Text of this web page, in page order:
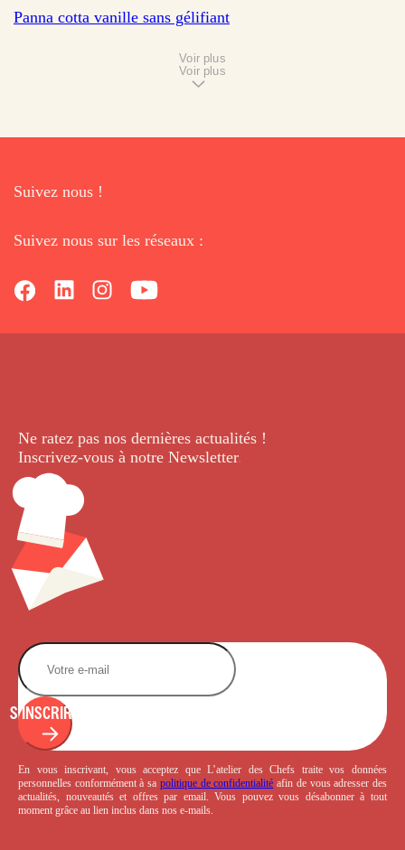
Panna cotta vanille sans gélifiant
Voir plus
Voir plus
Suivez nous !
Suivez nous sur les réseaux :
Ne ratez pas nos dernières actualités !
Inscrivez-vous à notre Newsletter.
S'INSCRIRE
En vous inscrivant, vous acceptez que L’atelier des Chefs traite vos données
personnelles conformément à sa politique de confidentialité afin de vous adresser des
actualités, nouveautés et offres par email. Vous pouvez vous désabonner à tout
moment grâce au lien inclus dans nos e-mails.